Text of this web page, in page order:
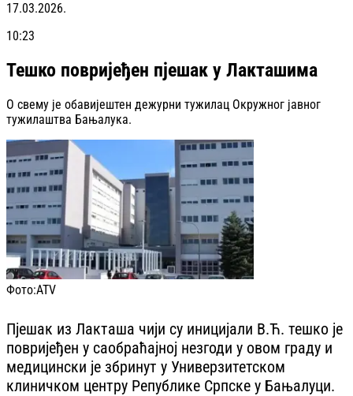
17.03.2026.
10:23
Тешко повријеђен пјешак у Лакташима
О свему је обавијештен дежурни тужилац Окружног јавног
тужилаштва Бањалука.
Фото:ATV
Пјешак из Лакташа чији су иницијали В.Ћ. тешко је
повријеђен у саобраћајној незгоди у овом граду и
медицински је збринут у Универзитетском
клиничком центру Републике Српске у Бањалуци.